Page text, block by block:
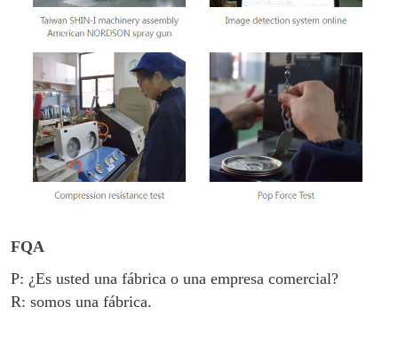
FQA
P: ¿Es usted una fábrica o una empresa comercial?
R: somos una fábrica.